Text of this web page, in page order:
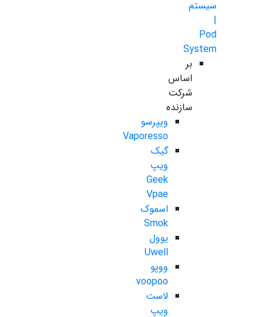
سیستم
|
Pod
System
بر
اساس
شرکت
سازنده
ویپرسو
Vaporesso
گیک
ویپ
Geek
Vpae
اسموک
Smok
یوول
Uwell
ووپو
voopoo
لاست
ویپ